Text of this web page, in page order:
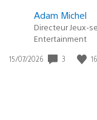
Adam Michel
Directeur Jeux-
Entertainment
Date
15/07/2026 3 16